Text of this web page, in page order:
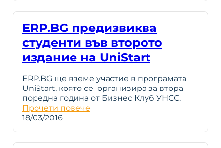
ERP.BG предизвиква
студенти във второто
издание на UniStart
ERP.BG ще вземе участие в програмата
UniStart, която се организира за втора
поредна година от Бизнес Клуб УНСС.
Прочети повече
18/03/2016